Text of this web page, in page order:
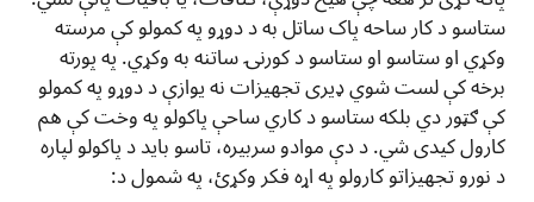
ستاسو د کار ساحه پاک ساتل به د دوړو په کمولو کې مرسته
وکړي او ستاسو او ستاسو د کورنۍ ساتنه به وکړي. په پورته
برخه کې لست شوي ډیری تجهیزات نه یوازې د دوړو په کمولو
کې ګټور دي بلکه ستاسو د کاري ساحې پاکولو په وخت کې هم
کارول کیدی شي. د دې موادو سربیره، تاسو باید د پاکولو لپاره
د نورو تجهیزاتو کارولو په اړه فکر وکړئ، په شمول د: